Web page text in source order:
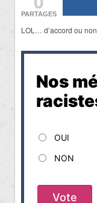
PARTAGES
LOL… d’accord ou
Nos
OUI
NON
Vote